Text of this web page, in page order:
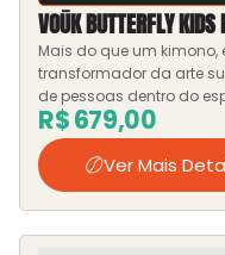
VOŪK BUTTERFLY
Mais do que um kimono,
transformador da arte
de pessoas dentro do
R$679,00
Ver Mais